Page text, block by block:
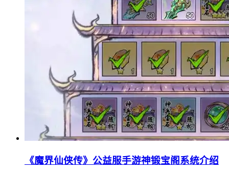
《魔界仙侠传》公益服手游神锻宝阁系统介绍